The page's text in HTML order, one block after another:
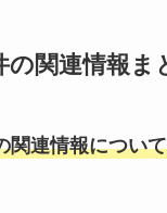
の関連情報ま
関連情報につい